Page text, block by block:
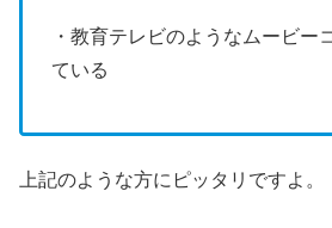
・教育テレビのようなムービー
ている
上記のような方にピッタリですよ。